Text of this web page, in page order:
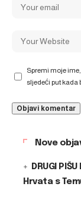
Spremi moje
sljedeći put kada
Nove
DRUGI
Hrvata s